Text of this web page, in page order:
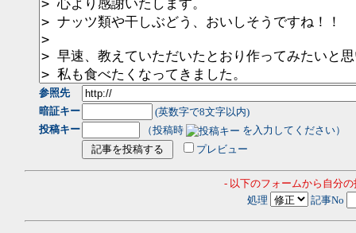
参照先
暗証キー
(英数字で8文字以内)
投稿キー
（投稿時
を入力してください）
プレビュー
- 以下のフォームから自分
処理
記事No